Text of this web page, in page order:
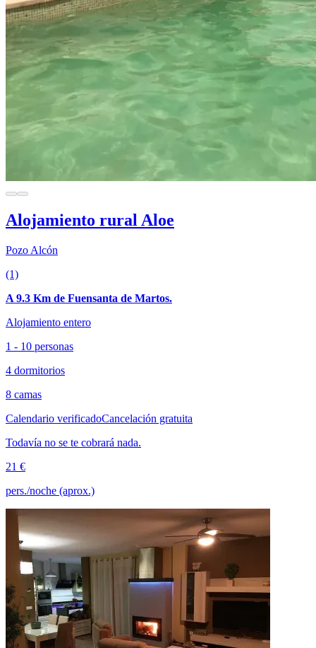
Alojamiento rural Aloe
Pozo Alcón
(1)
A 9.3 Km de Fuensanta de Martos.
Alojamiento entero
1 - 10 personas
4 dormitorios
8 camas
Calendario verificadoCancelación gratuita
Todavía no se te cobrará nada.
21 €
pers./noche (aprox.)